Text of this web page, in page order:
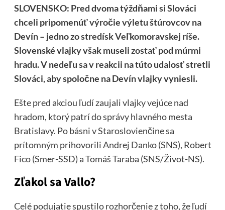
SLOVENSKO: Pred dvoma týždňami si Slováci
chceli pripomenúť výročie výletu štúrovcov na
Devín – jedno zo stredísk Veľkomoravskej ríše.
Slovenské vlajky však museli zostať pod múrmi
hradu. V nedeľu sa v reakcii na túto udalosť stretli
Slováci, aby spoločne na Devín vlajky vyniesli.
Ešte pred akciou ľudí zaujali vlajky vejúce nad
hradom, ktorý patrí do správy hlavného mesta
Bratislavy. Po básni v Staroslovienčine sa
prítomným prihovorili Andrej Danko (SNS), Robert
Fico (Smer-SSD) a Tomáš Taraba (SNS/Život-NS).
Zľakol sa Vallo?
Celé podujatie spustilo rozhorčenie z toho, že ľudí